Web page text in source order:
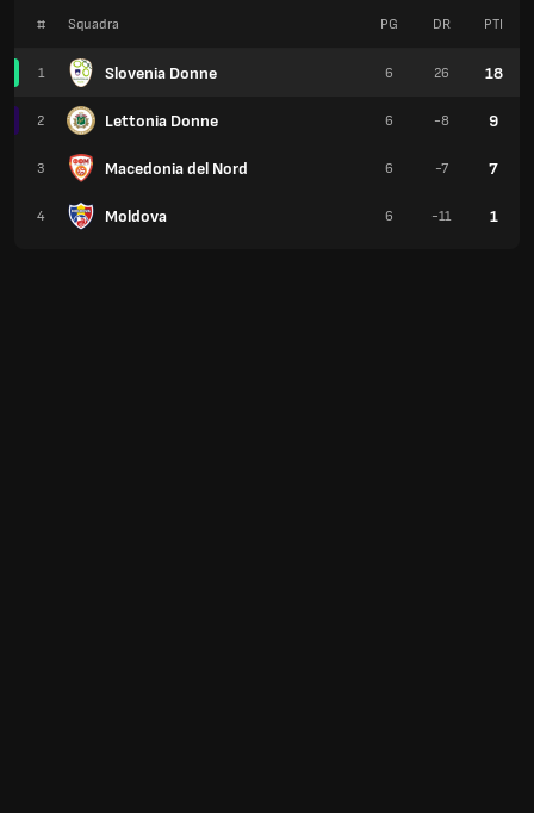
# Squadra
1 Slovenia Donne
2 Lettonia Donne
3 Macedonia del Nord
4 Moldova
PG DR PTI
6 26 18
6 -8 9
6 -7 7
6 -11 1